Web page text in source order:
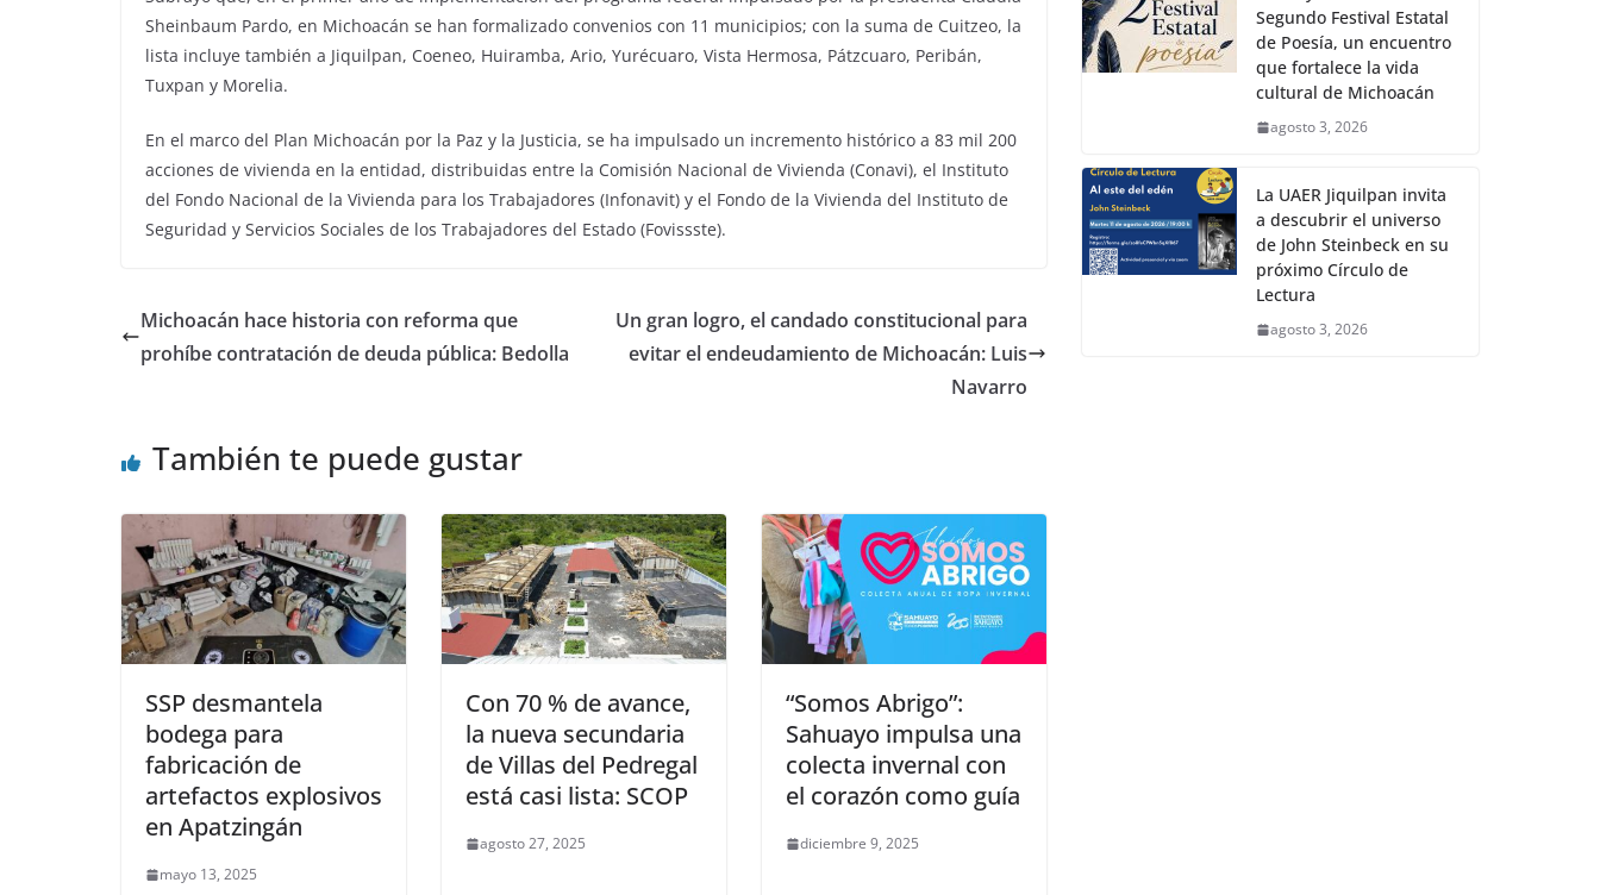
Sheinbaum Pardo, en Michoacán se han formalizado convenios con 11 municipios; con la suma de Cuitzeo, la
lista incluye también a Jiquilpan, Coeneo, Huiramba, Ario, Yurécuaro, Vista Hermosa, Pátzcuaro, Peribán,
Tuxpan y Morelia.
En el marco del Plan Michoacán por la Paz y la Justicia, se ha impulsado un incremento histórico a 83 mil 200
acciones de vivienda en la entidad, distribuidas entre la Comisión Nacional de Vivienda (Conavi), el Instituto
del Fondo Nacional de la Vivienda para los Trabajadores (Infonavit) y el Fondo de la Vivienda del Instituto de
Seguridad y Servicios Sociales de los Trabajadores del Estado (Fovissste).
Michoacán hace historia con reforma que
prohíbe contratación de deuda pública: Bedolla
Un gran logro, el candado constitucional para
evitar el endeudamiento de Michoacán: Luis
Navarro
También te puede gustar
SSP desmantela
bodega para
fabricación de
artefactos explosivos
en Apatzingán
mayo 13, 2025
Con 70 % de avance,
la nueva secundaria
de Villas del Pedregal
está casi lista: SCOP
agosto 27, 2025
“Somos Abrigo”:
Sahuayo impulsa una
colecta invernal con
el corazón como guía
diciembre 9, 2025
Segundo Festival Estatal
de Poesía, un encuentro
que fortalece la vida
cultural de Michoacán
agosto 3, 2026
La UAER Jiquilpan invita
a descubrir el universo
de John Steinbeck en su
próximo Círculo de
Lectura
agosto 3, 2026